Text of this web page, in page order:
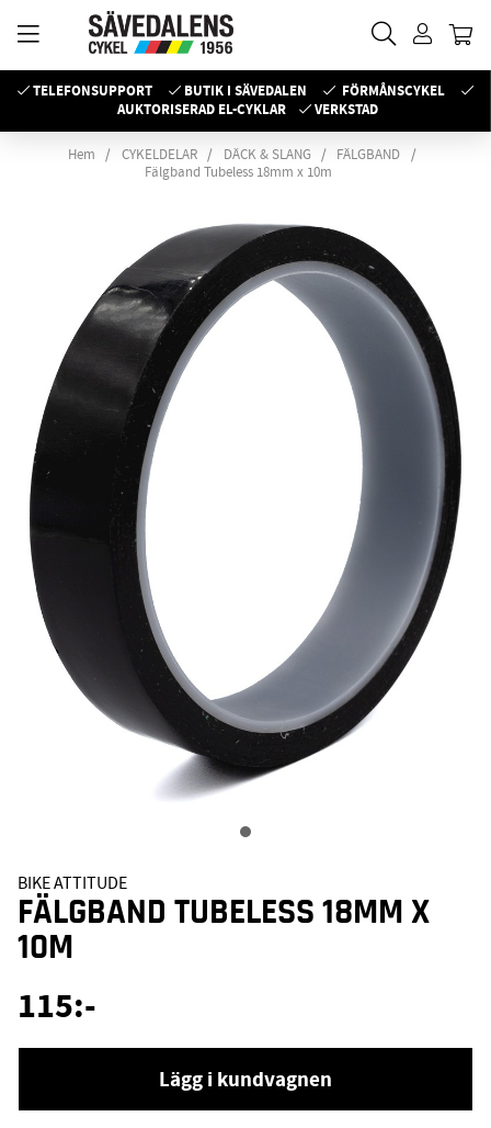
TELEFONSUPPORT BUTIK I SÄVEDALEN
FÖRMÅNSCYKEL
AUKTORISERAD EL-CYKLAR
VERKSTAD
Hem CYKELDELAR DÄCK & SLANG
FÄLGBAND
Fälgband Tubeless 18mm x 10m
BIKE ATTITUDE
FÄLGBAND TUBELESS 18MM X
10M
115:-
Lägg i kundvagnen